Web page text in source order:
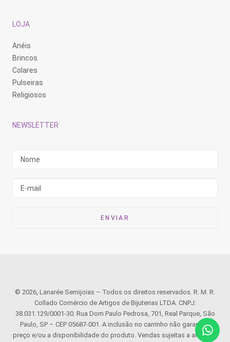
LOJA
Anéis
Brincos
Colares
Pulseiras
Religiosos
NEWSLETTER
© 2026, Lanarée Semijoias – Todos os direitos reservados. R. M. R.
Collado Comércio de Artigos de Bijuterias LTDA. CNPJ:
38.031.129/0001-30. Rua Dom Paulo Pedrosa, 701, Real Parque, São
Paulo, SP – CEP 05687-001. A inclusão no carrinho não garante o
preço e/ou a disponibilidade do produto. Vendas sujeitas a análise e